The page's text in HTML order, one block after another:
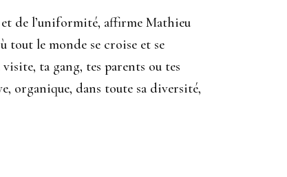
et de l’uniformité, affirme Mathieu
tout le monde se croise et se
ta gang, tes parents ou tes
organique, dans toute sa diversité,